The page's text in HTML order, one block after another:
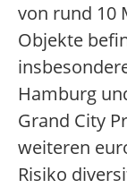
von rund 10
Objekte
Hamburg
Grand City
weiteren
Risiko